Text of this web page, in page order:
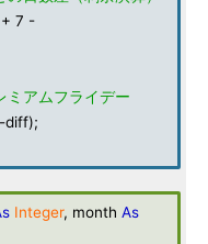
7 -
ミアムフライデー
diff);
Integer, month As